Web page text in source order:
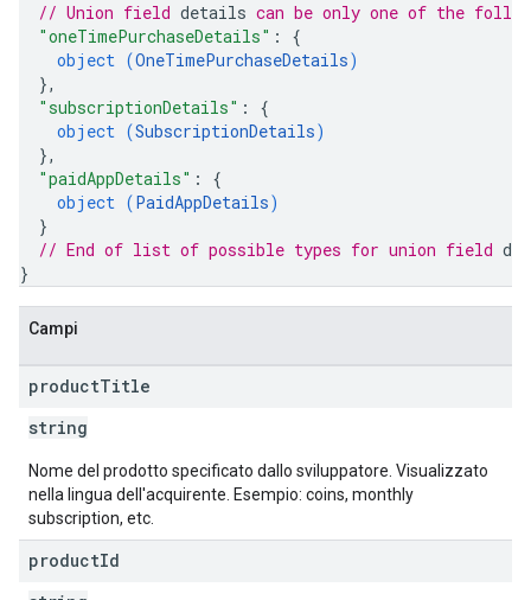
// Union field details can be only one of the
"oneTimePurchaseDetails" : {
object (OneTimePurchaseDetails)
},
"subscriptionDetails" : {
object (SubscriptionDetails)
},
"paidAppDetails" : {
object (PaidAppDetails)
}
// End of list of possible types for union field
}
Campi
productTitle
string
Nome del prodotto specificato dallo sviluppatore. Visualizzato
nella lingua dell'acquirente. Esempio: coins, monthly
subscription, etc.
productId